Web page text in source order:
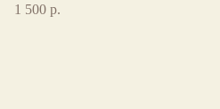
1 500 р.